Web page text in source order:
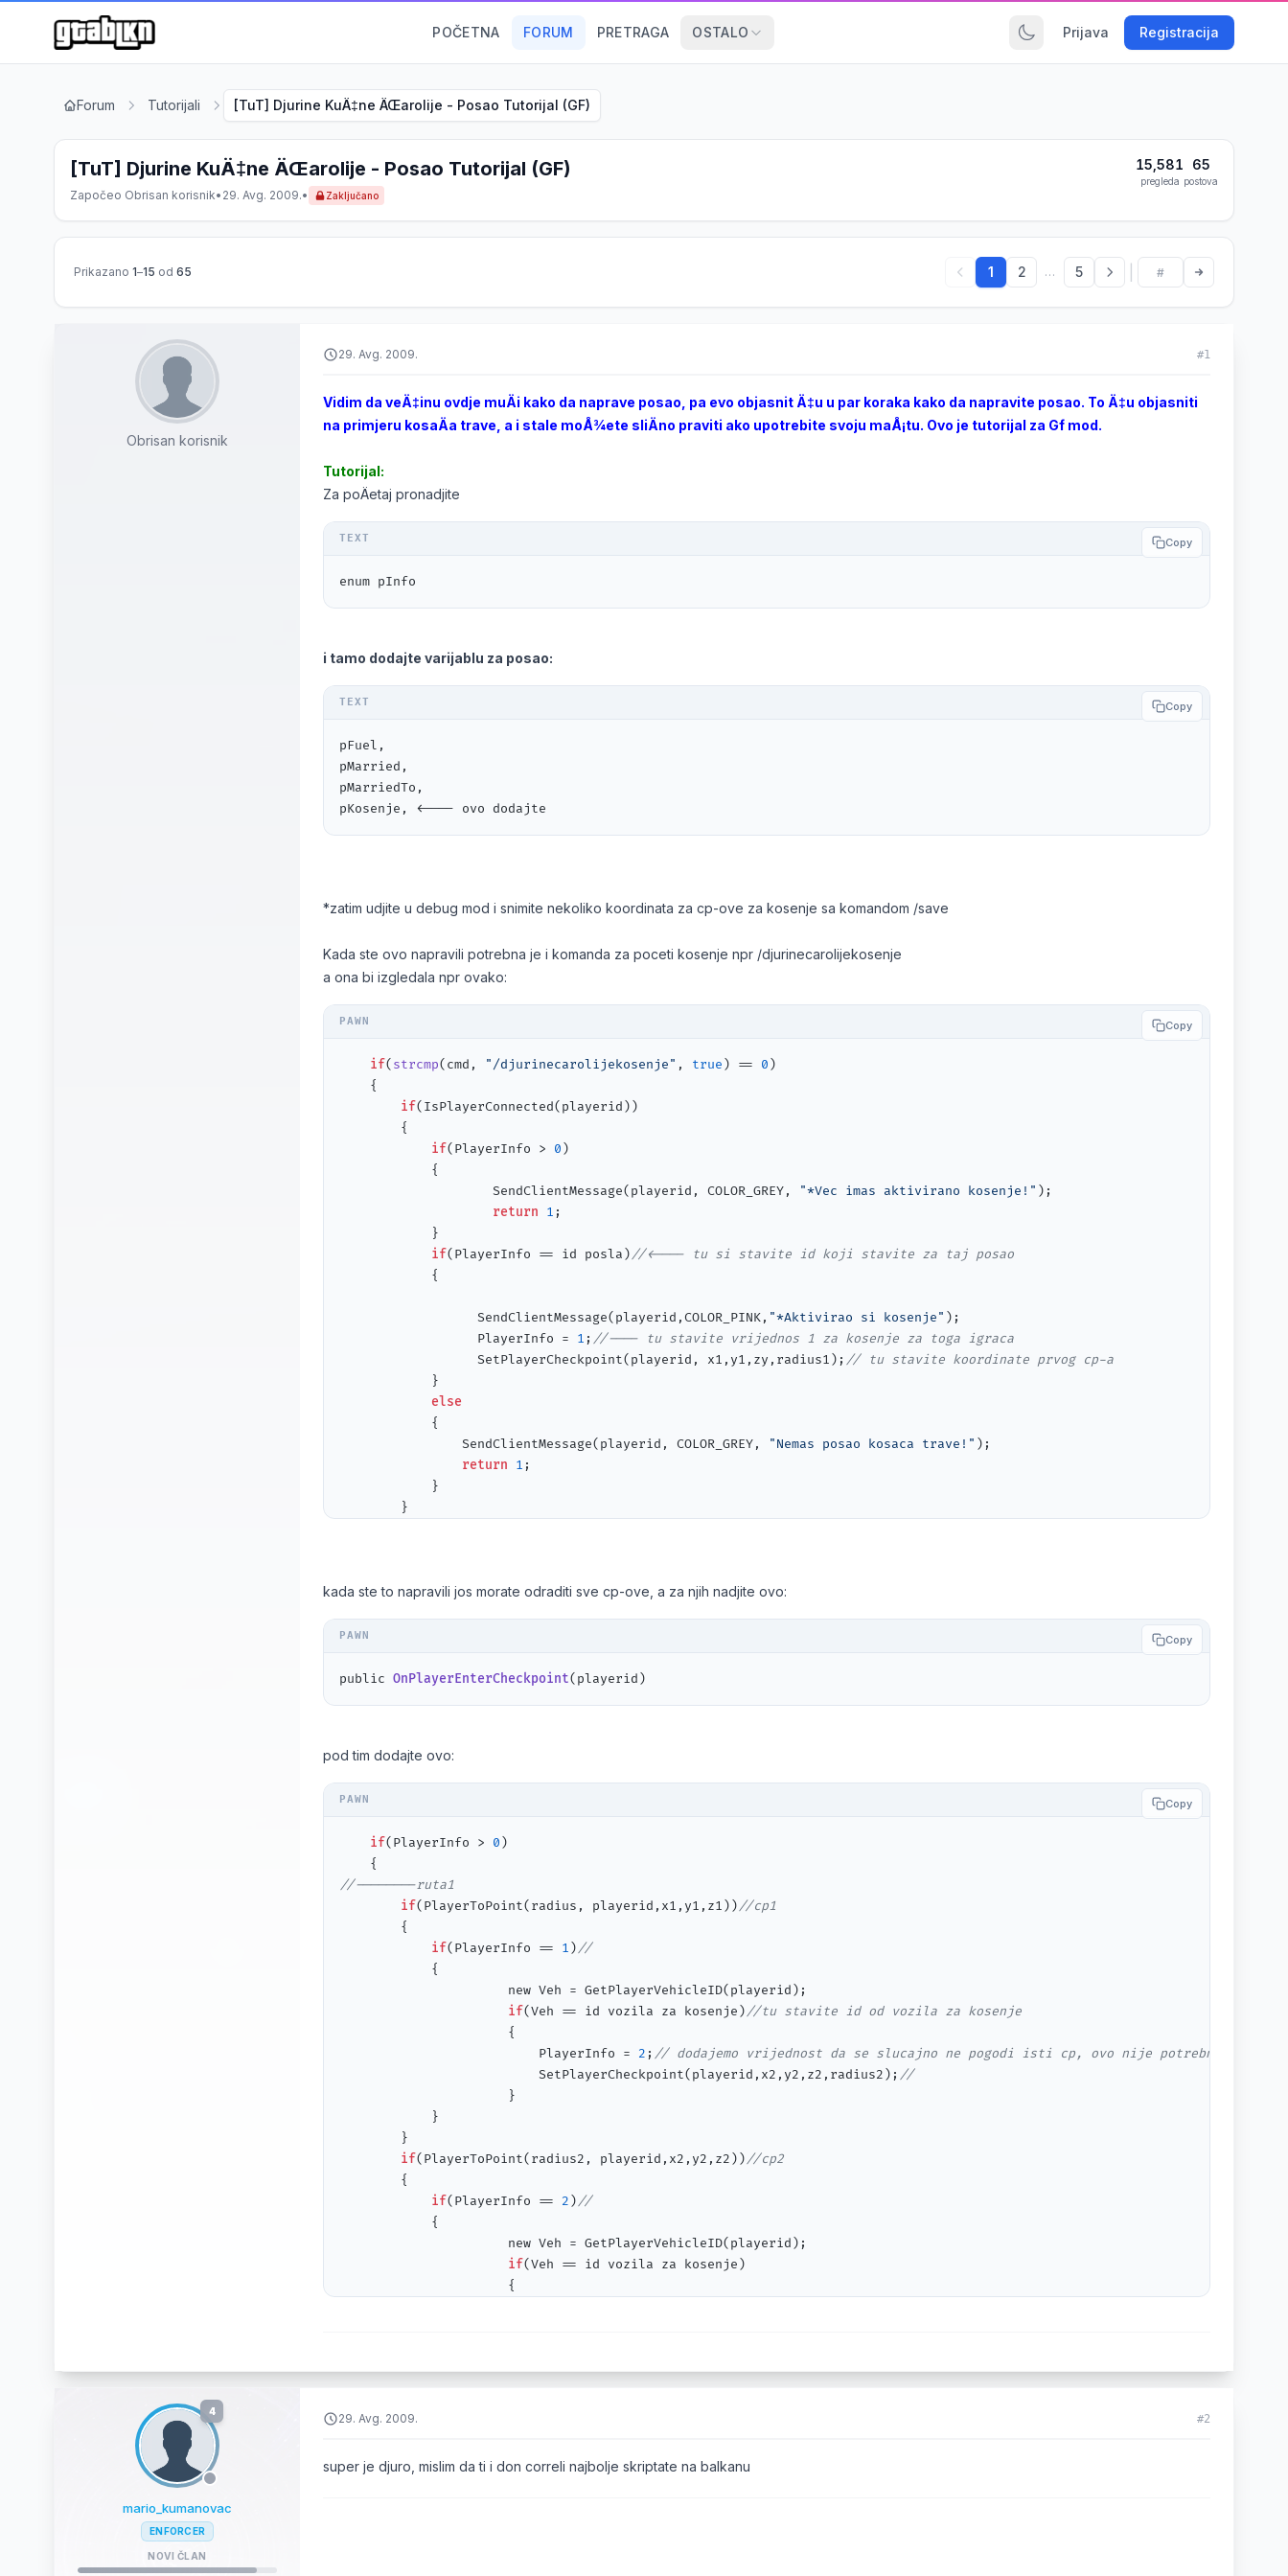
POČETNA FORUM PRETRAGA OSTALO Prijava Registracija
Forum Tutorijali [TuT] Djurine KuÄ‡ne ÄŒarolije - Posao Tutorijal (GF)
[TuT] Djurine KuÄ‡ne ÄŒarolije - Posao Tutorijal (GF)
Započeo Obrisan korisnik• 29. Avg. 2009.• Zaključano
15,581
pregleda
65
postova
Prikazano 1–15 od 65 1 2 ... 5
Obrisan korisnik
29. Avg. 2009. #1
Vidim da veÄ‡inu ovdje muÄi kako da naprave posao, pa evo objasnit Ä‡u u par koraka kako da napravite posao. To Ä‡u objasniti
na primjeru kosaÄa trave, a i stale moÅ¾ete sliÄno praviti ako upotrebite svoju maÅ¡tu. Ovo je tutorijal za Gf mod.
Tutorijal:
Za poÄetaj pronadjite
enum pInfo
Copy
i tamo dodajte varijablu za posao:
pFuel,
pMarried,
pMarriedTo,
pKosenje, <---- ovo dodajte
Copy
*zatim udjite u debug mod i snimite nekoliko koordinata za cp-ove za kosenje sa komandom /save
Kada ste ovo napravili potrebna je i komanda za poceti kosenje npr /djurinecarolijekosenje
a ona bi izgledala npr ovako:
if( strcmp(cmd, "/djurinecarolijekosenje" , true ) == 0 )
if(IsPlayerConnected(playerid))
if(PlayerInfo > 0 )
{
SendClientMessage(playerid, COLOR_GREY,
"*Vec imas aktivirano kosenje!" );
return
1 ;
}
if(PlayerInfo == id posla)//<---- tu si stavite id koji stavite za taj posao
SendClientMessage(playerid,COLOR_PINK, "*Aktivirao si kosenje" );
			      PlayerInfo =
1 ; //---- tu stavite vrijednos 1 za kosenje za toga igraca
SetPlayerCheckpoint(playerid, x1,y1,zy,radius1); // tu stavite koordinate prvog cp-a
else
		        SendClientMessage(playerid, COLOR_GREY,
"Nemas posao kosaca trave!" );
return
1 ;
Copy
kada ste to napravili jos morate odraditi sve cp-ove, a za njih nadjite ovo:
public OnPlayerEnterCheckpoint(playerid)
Copy
pod tim dodajte ovo:
if(PlayerInfo > 0 )
//--------ruta1
if(PlayerToPoint(radius, playerid,x1,y1,z1))//cp1
{
if(PlayerInfo == 1 )//
{
new Veh = GetPlayerVehicleID(playerid);
if(Veh == id vozila za kosenje)//tu stavite id od vozila za kosenje
PlayerInfo = 2 ; // dodajemo vrijednost da se slucajno ne pogodi isti cp, ovo nije potrebno
SetPlayerCheckpoint(playerid,x2,y2,z2,radius2); //
}
}
if(PlayerToPoint(radius2, playerid,x2,y2,z2))//cp2
{
if(PlayerInfo == 2 )//
{
new Veh = GetPlayerVehicleID(playerid);
if(Veh == id vozila za kosenje)
}
		.
		.
Copy
4
mario_kumanovac
ENFORCER
NOVI ČLAN
29. Avg. 2009. #2
super je djuro, mislim da ti i don correli najbolje skriptate na balkanu